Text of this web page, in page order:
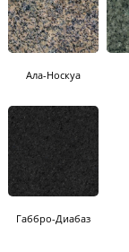
Ала-Носкуа
Габбро-Диабаз